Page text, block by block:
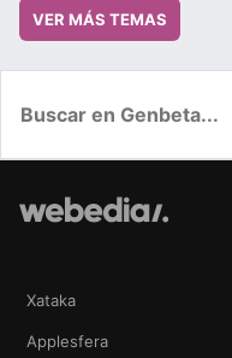
VER MÁS TEMAS
Xataka
Applesfera